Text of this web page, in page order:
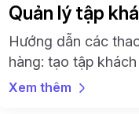
Quản lý tập
Hướng dẫn các
hàng: tạo tập
sửa, thao tác và
Xem thêm